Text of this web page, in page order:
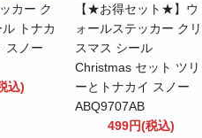
カー ク
トナカ
スノー
込)
【★お得セット★】ウ
ォールステッカー クリ
スマス シール
Christmas セット ツリ
ーとトナカイ スノー
ABQ9707AB
499円(税込)